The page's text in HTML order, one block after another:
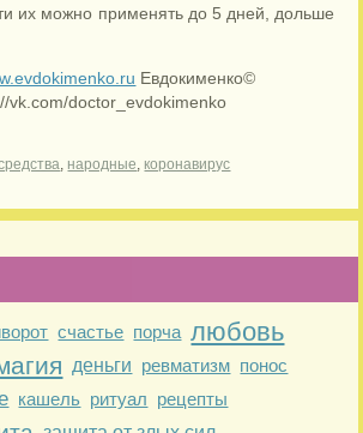
их можно применять до 5 дней, дольше
Евдокименко©
vk.com/doctor_evdokimenko
, народные, коронавирус
счастье порча любовь
деньги ревматизм понос
кашель ритуал рецепты